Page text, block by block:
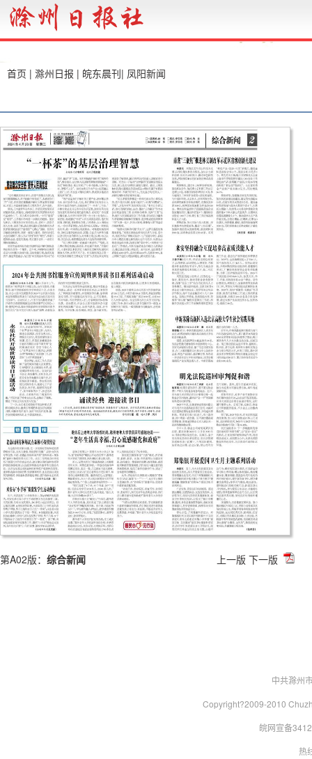
首页 | 滁州日报 | 皖东晨刊| 凤阳新闻
第A02版： 综合新闻 上一版 下一版
中共滁州
Copyright?2009-2010
皖网宣备
热